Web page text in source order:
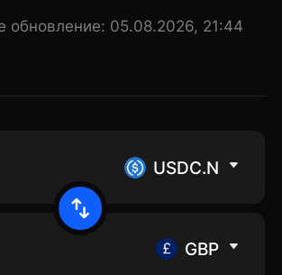
обновление: 05.08.2026, 21:44
USDC.N
GBP